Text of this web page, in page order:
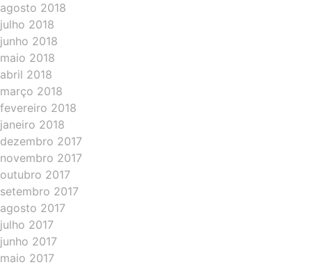
agosto 2018
julho 2018
junho 2018
maio 2018
abril 2018
março 2018
fevereiro 2018
janeiro 2018
dezembro 2017
novembro 2017
outubro 2017
setembro 2017
agosto 2017
julho 2017
junho 2017
maio 2017